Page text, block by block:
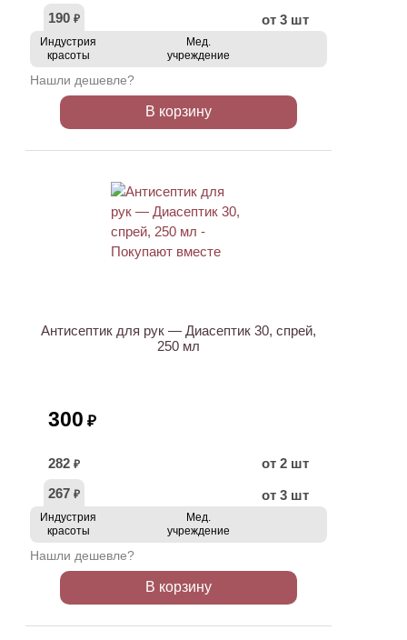
190 ₽ от 3 шт
Индустрия
красоты
Мед.
учреждение
Нашли дешевле?
В корзину
Антисептик для рук — Диасептик 30, спрей,
250 мл
300 ₽
282 ₽
от 2 шт
267 ₽ от 3 шт
Индустрия
красоты
Мед.
учреждение
Нашли дешевле?
В корзину